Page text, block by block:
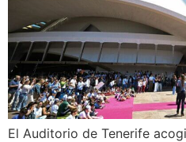
El Auditorio de Tenerife